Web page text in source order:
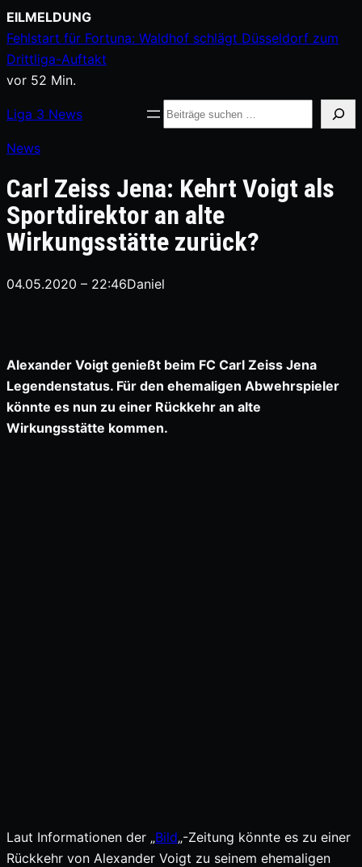
Zum
Inhalt
springen
EILMELDUNG
Fehlstart für Fortuna: Waldhof schlägt Düsseldorf zum
Drittliga-Auftakt
vor 52 Min.
Liga 3 News Suche
News
Carl Zeiss Jena: Kehrt Voigt als
Sportdirektor an alte
Wirkungsstätte zurück?
04.05.2020 – 22:46Daniel
Alexander Voigt genießt beim FC Carl Zeiss Jena
Legendenstatus. Für den ehemaligen Abwehrspieler
könnte es nun zu einer Rückkehr an alte
Wirkungsstätte kommen.
Laut Informationen der „Bild„-Zeitung könnte es zu einer
Rückkehr von Alexander Voigt zu seinem ehemaligen